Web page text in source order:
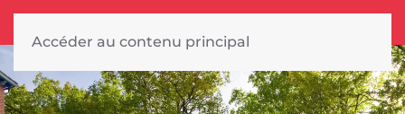
Accéder au contenu principal